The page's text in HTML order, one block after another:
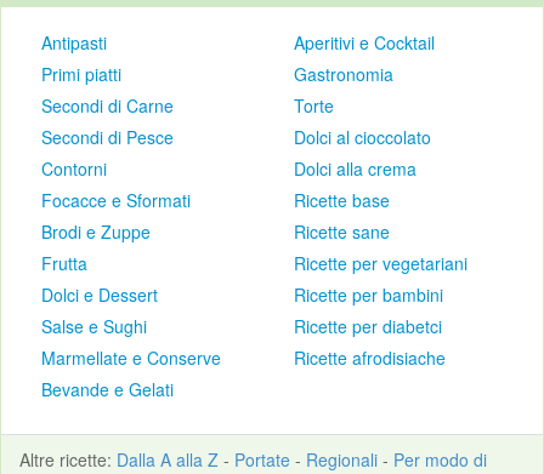
Antipasti
Primi piatti
Secondi di Carne
Secondi di Pesce
Contorni
Focacce e Sformati
Brodi e Zuppe
Frutta
Dolci e Dessert
Salse e Sughi
Marmellate e Conserve
Bevande e Gelati
Aperitivi e Cocktail
Gastronomia
Torte
Dolci al cioccolato
Dolci alla crema
Ricette base
Ricette sane
Ricette per vegetariani
Ricette per bambini
Ricette per diabetci
Ricette afrodisiache
Altre ricette: Dalla A alla Z - Portate - Regionali - Per modo di